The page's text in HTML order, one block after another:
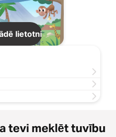
lietotni
tevi meklēt tuvību